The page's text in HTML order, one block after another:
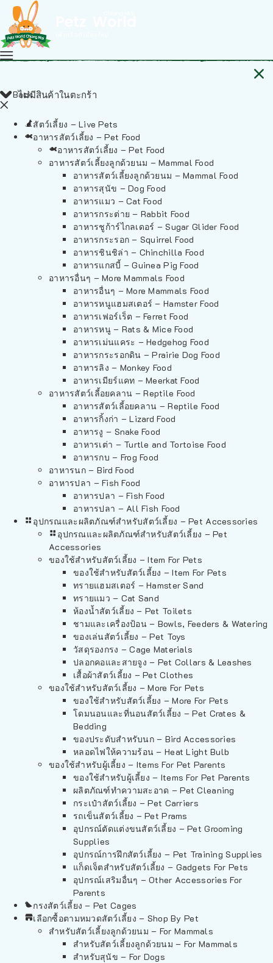
ไม่มีสินค้าในตะกร้า
Back
สัตว์เลี้ยง – Live Pets
อาหารสัตว์เลี้ยง – Pet Food
อาหารสัตว์เลี้ยง – Pet Food
อาหารสัตว์เลี้ยงลูกด้วยนม – Mammal Food
อาหารสัตว์เลี้ยงลูกด้วยนม – Mammal Food
อาหารสุนัข – Dog Food
อาหารแมว – Cat Food
อาหารกระต่าย – Rabbit Food
อาหารชูก้าร์ไกลเดอร์ – Sugar Glider Food
อาหารกระรอก – Squirrel Food
อาหารชินชิล่า – Chinchilla Food
อาหารแกสบี้ – Guinea Pig Food
อาหารอื่นๆ – More Mammals Food
อาหารอื่นๆ – More Mammals Food
อาหารหนูแฮมสเตอร์ – Hamster Food
อาหารเฟอร์เร็ต – Ferret Food
อาหารหนู – Rats & Mice Food
อาหารเม่นแคระ – Hedgehog Food
อาหารกระรอกดิน – Prairie Dog Food
อาหารลิง – Monkey Food
อาหารเมียร์แคท – Meerkat Food
อาหารสัตว์เลี้อยคลาน – Reptile Food
อาหารสัตว์เลี้อยคลาน – Reptile Food
อาหารกิ้งก่า – Lizard Food
อาหารงู – Snake Food
อาหารเต่า – Turtle and Tortoise Food
อาหารกบ – Frog Food
อาหารนก – Bird Food
อาหารปลา – Fish Food
อาหารปลา – Fish Food
อาหารปลา – All Fish Food
อุปกรณและผลิตภัณฑ์สำหรับสัตว์เลี้ยง – Pet Accessories
อุปกรณและผลิตภัณฑ์สำหรับสัตว์เลี้ยง – Pet
Accessories
ของใช้สำหรับสัตว์เลี้ยง – Item For Pets
ของใช้สำหรับสัตว์เลี้ยง – Item For Pets
ทรายแฮมสเตอร์ – Hamster Sand
ทรายแมว – Cat Sand
ห้องน้ำสัตว์เลี้ยง – Pet Toilets
ชามและเครื่องป้อน – Bowls, Feeders & Watering
ของเล่นสัตว์เลี้ยง – Pet Toys
วัสดุรองกรง – Cage Materials
ปลอกคอและสายจูง – Pet Collars & Leashes
เสื้อผ้าสัตว์เลี้ยง – Pet Clothes
ของใช้สำหรับสัตว์เลี้ยง – More For Pets
ของใช้สำหรับสัตว์เลี้ยง – More For Pets
โดมนอนและที่นอนสัตว์เลี้ยง – Pet Crates &
Bedding
ของประดับสำหรับนก – Bird Accessories
หลอดไฟให้ความร้อน – Heat Light Bulb
ของใช้สำหรับผู้เลี้ยง – Items For Pet Parents
ของใช้สำหรับผู้เลี้ยง – Items For Pet Parents
ผลิตภัณฑ์ทำความสะอาด – Pet Cleaning
กระเป๋าสัตว์เลี้ยง – Pet Carriers
รถเข็นสัตว์เลี้ยง – Pet Prams
อุปกรณ์ตัดแต่งขนสัตว์เลี้ยง – Pet Grooming
Supplies
อุปกรณ์การฝึกสัตว์เลี้ยง – Pet Training Supplies
แก็ดเจ็ตสำหรับสัตว์เลี้ยง – Gadgets For Pets
อุปกรณ์เสริมอื่นๆ – Other Accessories For
Parents
กรงสัตว์เลี้ยง – Pet Cages
เลือกซื้อตามหมวดสัตว์เลี้ยง – Shop By Pet
สำหรับสัตว์เลี้ยงลูกด้วยนม – For Mammals
สำหรับสัตว์เลี้ยงลูกด้วยนม – For Mammals
สำหรับสุนัข – For Dogs